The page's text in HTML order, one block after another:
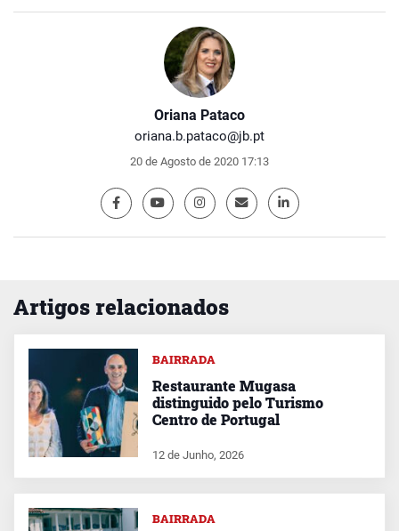
Oriana Pataco
oriana.b.pataco@jb.pt
20 de Agosto de 2020 17:13
Artigos relacionados
BAIRRADA
Restaurante Mugasa
distinguido pelo Turismo
Centro de Portugal
12 de Junho, 2026
BAIRRADA